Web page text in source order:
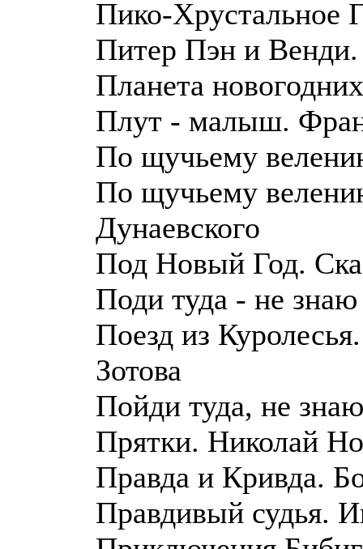
Пико-Хрустальное
Питер Пэн и
Планета
Плут - малыш.
По щучьему
По щучьему
Дунаевского
Под Новый Год.
Поди туда - не знаю
Поезд из
Зотова
Пойди туда, не
Прятки. Николай
Правда и Кривда.
Правдивый судья.